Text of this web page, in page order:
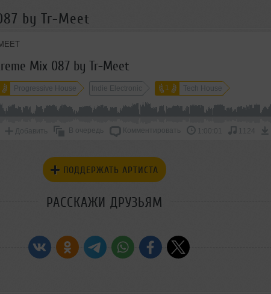
by Tr-Meet
Mix 087 by Tr-Meet
Progressive House Indie Electronic 1 Tech House
Добавить В очередь Комментировать 1124
ПОДДЕРЖАТЬ АРТИСТА
РАССКАЖИ ДРУЗЬЯМ